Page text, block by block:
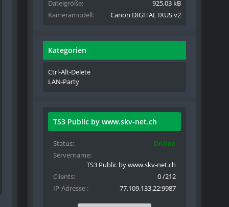
Dateigröße
925,03 kB
Kameramodell
Canon DIGITAL IXUS v2
Kategorien
Ctrl-Alt-Delete
LAN-Party
TS3 Public by www.skv-net.ch
Status
Online
Servername
TS3 Public by www.skv-net.ch
Clients
0 /212
IP-Adresse
77.109.133.22:9987